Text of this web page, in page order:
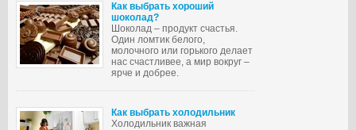
Как выбрать хороший
шоколад?
Шоколад – продукт счастья.
Один ломтик белого,
молочного или горького делает
нас счастливее, а мир вокруг –
ярче и добрее.
Как выбрать холодильник
Холодильник важная